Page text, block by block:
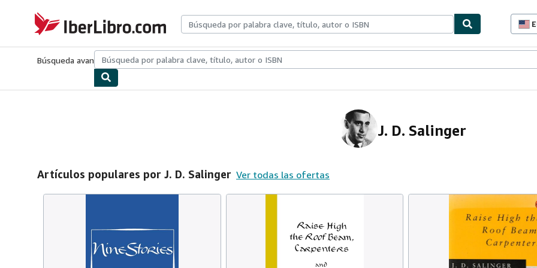
IberLibro.com
Búsqueda avanzadaColecciones Libros antiguosArte y coleccionismo
J. D. Salinger
Artículos populares por J. D. Salinger Ver todas las ofertas